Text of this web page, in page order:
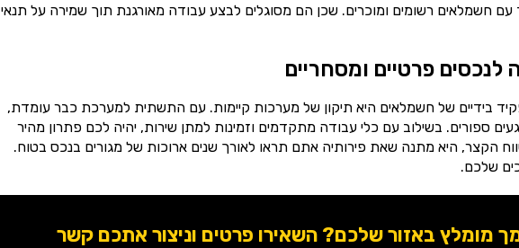
חשמלאים רשומים ומוכרים. שכן הם מסוגלים לבצע עבודה מאורגנת תוך שמירה על תנאי
פרטיים ומסחריים
בידיים של חשמלאים היא תיקון של מערכות קיימות. עם התשתית למערכת כבר עומדת,
ספורים. בשילוב עם כלי עבודה מתקדמים וזמינות למתן שירות, יהיה לכם פתרון מהיר
הקצר, היא מתנה שאת פירותיה אתם תראו לאורך שנים ארוכות של מגורים בנכס בטוח.
שלכם.
מומלץ באזור שלכם? השאירו פרטים וניצור אתכם קשר